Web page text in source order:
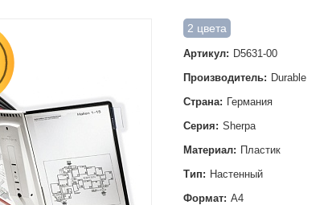
2 цвета
Артикул: D5631-00
Производитель: Durable
Страна: Германия
Серия: Sherpa
Материал: Пластик
Тип: Настенный
Формат: А4